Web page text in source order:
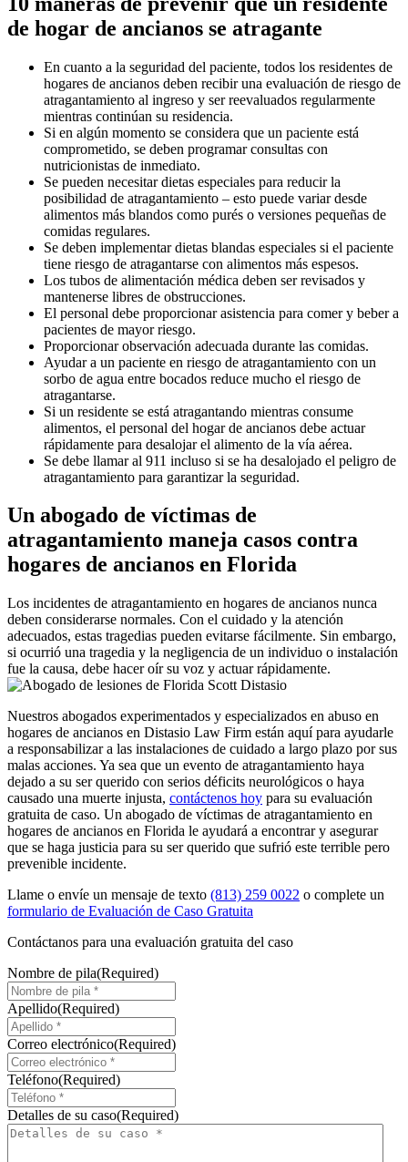
de hogar de ancianos se atragante
En cuanto a la seguridad del paciente, todos los residentes de
hogares de ancianos deben recibir una evaluación de riesgo de
atragantamiento al ingreso y ser reevaluados regularmente
mientras continúan su residencia.
Si en algún momento se considera que un paciente está
comprometido, se deben programar consultas con
nutricionistas de inmediato.
Se pueden necesitar dietas especiales para reducir la
posibilidad de atragantamiento – esto puede variar desde
alimentos más blandos como purés o versiones pequeñas de
comidas regulares.
Se deben implementar dietas blandas especiales si el paciente
tiene riesgo de atragantarse con alimentos más espesos.
Los tubos de alimentación médica deben ser revisados y
mantenerse libres de obstrucciones.
El personal debe proporcionar asistencia para comer y beber a
pacientes de mayor riesgo.
Proporcionar observación adecuada durante las comidas.
Ayudar a un paciente en riesgo de atragantamiento con un
sorbo de agua entre bocados reduce mucho el riesgo de
atragantarse.
Si un residente se está atragantando mientras consume
alimentos, el personal del hogar de ancianos debe actuar
rápidamente para desalojar el alimento de la vía aérea.
Se debe llamar al 911 incluso si se ha desalojado el peligro de
atragantamiento para garantizar la seguridad.
Un abogado de víctimas de
atragantamiento maneja casos contra
hogares de ancianos en Florida
Los incidentes de atragantamiento en hogares de ancianos nunca
deben considerarse normales. Con el cuidado y la atención
adecuados, estas tragedias pueden evitarse fácilmente. Sin embargo,
si ocurrió una tragedia y la negligencia de un individuo o instalación
fue la causa, debe hacer oír su voz y actuar rápidamente.
Nuestros abogados experimentados y especializados en abuso en
hogares de ancianos en Distasio Law Firm están aquí para ayudarle
a responsabilizar a las instalaciones de cuidado a largo plazo por sus
malas acciones. Ya sea que un evento de atragantamiento haya
dejado a su ser querido con serios déficits neurológicos o haya
causado una muerte injusta, contáctenos hoy para su evaluación
gratuita de caso. Un abogado de víctimas de atragantamiento en
hogares de ancianos en Florida le ayudará a encontrar y asegurar
que se haga justicia para su ser querido que sufrió este terrible pero
prevenible incidente.
Llame o envíe un mensaje de texto (813) 259 0022 o complete un
formulario de Evaluación de Caso Gratuita
Contáctanos para una evaluación gratuita del caso
Nombre de pila(Required)
Apellido(Required)
Correo electrónico(Required)
Teléfono(Required)
Detalles de su caso(Required)